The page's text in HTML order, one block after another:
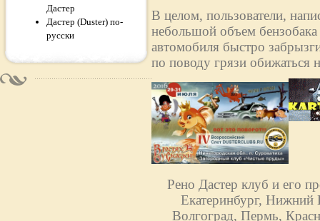
Дастер
Дастер (Duster) по-
русски
В целом, пользователи,
небольшой объем бензобака
автомобиля быстро
по поводу грязи обижаться
Рено Дастер клуб и его
Екатеринбург, Нижний
Волгоград, Пермь,